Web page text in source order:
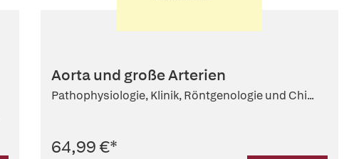
Aorta und große Arterien
Pathophysiologie, Klinik, Röntgenologie und Chi...
64,99 €*